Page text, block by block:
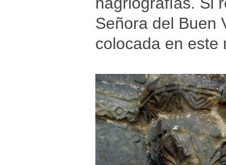
Señora del Buen
colocada en este